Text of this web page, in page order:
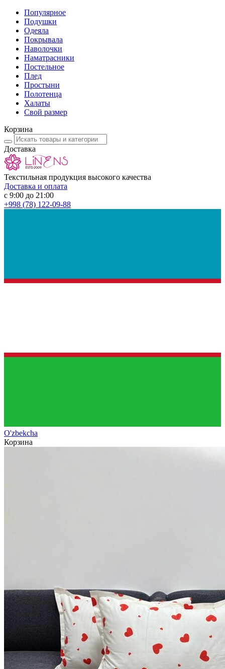
Популярное
Подушки
Одеяла
Покрывала
Наволочки
Наматрасники
Постельное
Плед
Простыни
Полотенца
Халаты
Свой размер
Корзина
Доставка
Текстильная продукция высокого качества
Доставка и оплата
с 9:00 до 21:00
+998 (78) 122-09-88
O'zbekcha
Корзина